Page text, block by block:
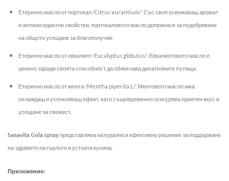
Етерично масло от портокал /Citrus aurantium/: Със своя освежаващ аромат
и антиоксидантни свойства, портокаловото масло допринася за подобряване
на общото усещане за благополучие.
Етерично масло от евкалипт /Eucalyptus globulus/: Евкалиптовото масло е
ценено заради своята способност да облекчава дихателните пътища.
Етерично масло от мента /Mentha piperita L/: Ментовото масло има
охлаждащ и успокояващ ефект, като същевременно осигурява приятен вкус и
усещане за свежест.
Sanavita Gola sprayпредставлява натурално и ефективно решение за поддържане
на здравето на гърлото и устната кухина.
Приложение: